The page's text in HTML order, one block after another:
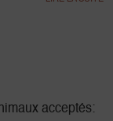
acceptés: